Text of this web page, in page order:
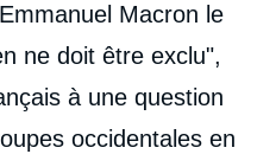
Macron le
ne doit être exclu",
à une question
occidentales en